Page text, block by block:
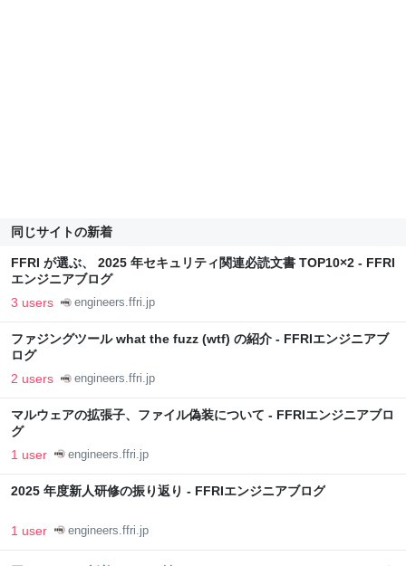
同じサイトの新着
FFRI が選ぶ、 2025 年セキュリティ関連必読文書 TOP10×2 - FFRI
エンジニアブログ
3 users engineers.ffri.jp
ファジングツール what the fuzz (wtf) の紹介 - FFRIエンジニアブ
ログ
2 users engineers.ffri.jp
マルウェアの拡張子、ファイル偽装について - FFRIエンジニアブロ
グ
1 user engineers.ffri.jp
2025 年度新人研修の振り返り - FFRIエンジニアブログ
1 user engineers.ffri.jp